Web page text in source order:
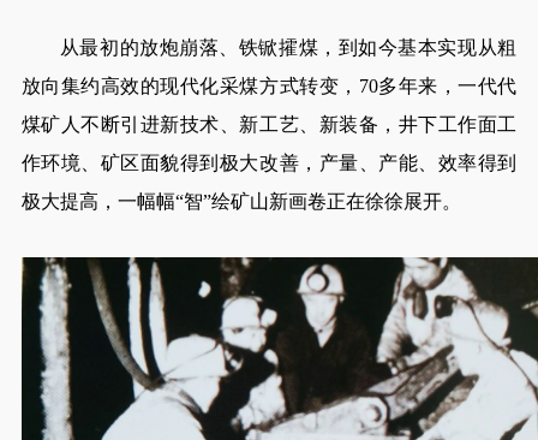
从最初的放炮崩落、铁锨攉煤，到如今基本实现从粗
放向集约高效的现代化采煤方式转变，70多年来，一代代
煤矿人不断引进新技术、新工艺、新装备，井下工作面工
作环境、矿区面貌得到极大改善，产量、产能、效率得到
极大提高，一幅幅“智”绘矿山新画卷正在徐徐展开。